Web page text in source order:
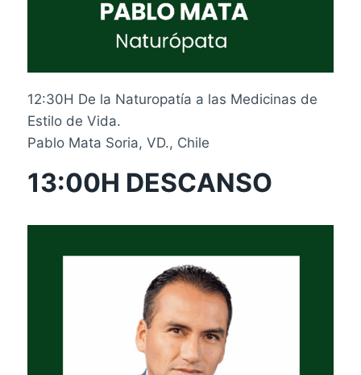
12:30H De la Naturopatía a las Medicinas de
Estilo de Vida.
Pablo Mata Soria, VD., Chile
13:00H DESCANSO